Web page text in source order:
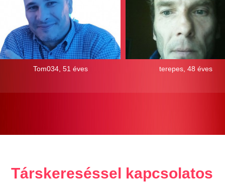
Tom034, 51 éves terepes, 48 éves
Társkereséssel kapcsolatos